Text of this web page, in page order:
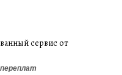
сервис от